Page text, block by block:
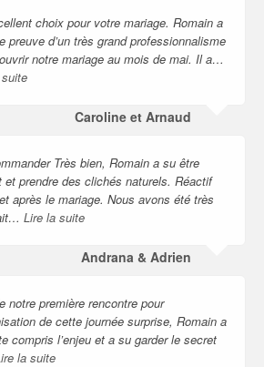
choix pour votre mariage. Romain a
preuve d’un très grand professionnalisme
notre mariage au mois de mai. Il a…
Caroline et Arnaud
Très bien, Romain a su être
et prendre des clichés naturels. Réactif
après le mariage. Nous avons été très
Lire la suite
Andrana & Adrien
notre première rencontre pour
de cette journée surprise, Romain a
compris l’enjeu et a su garder le secret
la suite